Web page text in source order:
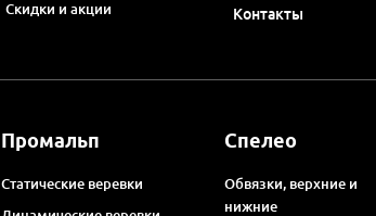
Скидки и акции
Контакты
Промальп
Статические веревки
Спелео
Обвязки, верхние и
нижние